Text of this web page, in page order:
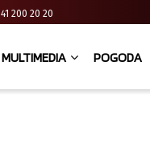
41 200 20 20
MULTIMEDIA POGODA